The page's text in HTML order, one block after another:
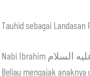
Tauhid sebagai Landasan
Nabi Ibrahim عليه السلام memulai pendidikan anaknya dengan membangun pondasi tauhid yang kokoh.